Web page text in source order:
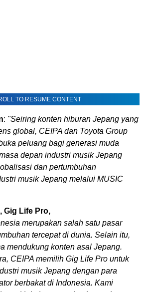
TO RESUME CONTENT
: "Seiring konten hiburan Jepang yang
global, CEIPA dan Toyota Group
peluang bagi generasi muda
depan industri musik Jepang
dan pertumbuhan
musik Jepang melalui MUSIC
Gig Life Pro,
merupakan salah satu pasar
tercepat di dunia. Selain itu,
mendukung konten asal Jepang.
CEIPA memilih Gig Life Pro untuk
musik Jepang dengan para
berbakat di Indonesia. Kami